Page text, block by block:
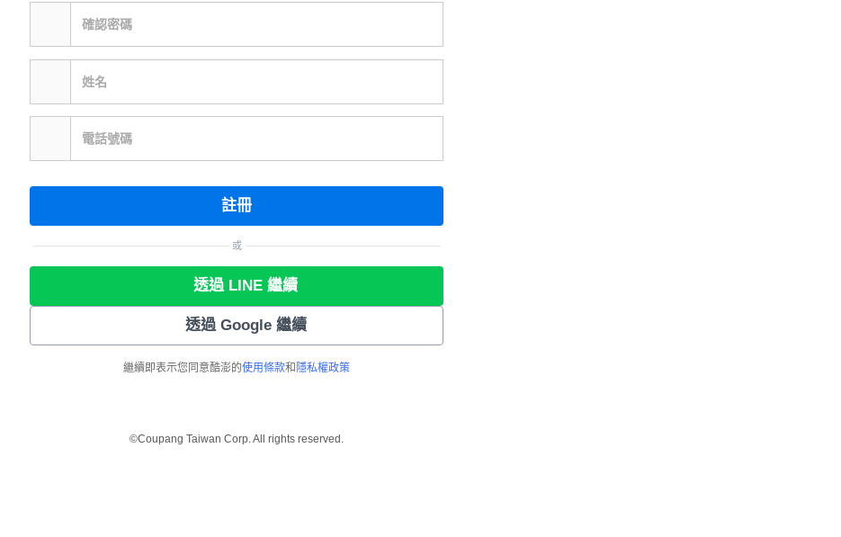
確認密碼
姓名
電話號碼
註冊
或
透過 LINE 繼續
透過 Google 繼續
繼續即表示您同意酷澎的使用條款和 隱私權政策
©Coupang Taiwan Corp. All rights reserved.